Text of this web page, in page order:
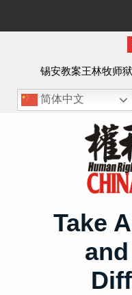
锡安教案王林牧师
简体中文
Take